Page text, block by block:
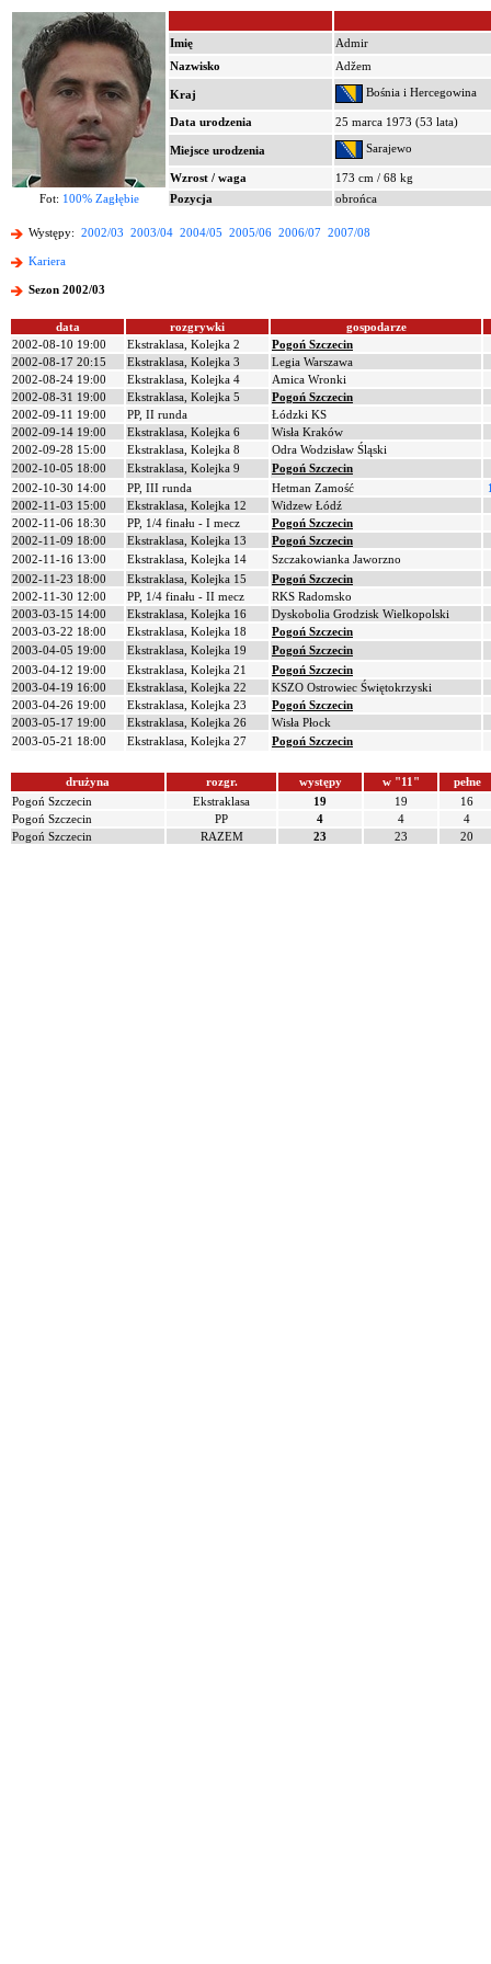
Imię
Admir
Nazwisko
Adžem
Kraj Bośnia i Hercegowina
Data urodzenia 25 marca 1973 (53 lata)
Miejsce urodzenia Sarajewo
Wzrost / waga
173 cm / 68 kg
Fot: 100% Zagłębie Pozycja obrońca
Występy: 2002/03 2003/04 2004/05 2005/06 2006/07 2007/08
Kariera
Sezon 2002/03
data rozgrywki gospodarze
2002-08-10 19:00
Ekstraklasa, Kolejka 2
Pogoń Szczecin
2002-08-17 20:15
Ekstraklasa, Kolejka 3
Legia Warszawa
2002-08-24 19:00
Ekstraklasa, Kolejka 4
Amica Wronki
2002-08-31 19:00
Ekstraklasa, Kolejka 5
Pogoń Szczecin
2002-09-11 19:00
PP, II runda
Łódzki KS
2002-09-14 19:00
Ekstraklasa, Kolejka 6
Wisła Kraków
2002-09-28 15:00
Ekstraklasa, Kolejka 8
Odra Wodzisław Śląski
2002-10-05 18:00
Ekstraklasa, Kolejka 9
Pogoń Szczecin
2002-10-30 14:00
PP, III runda Hetman Zamość
2002-11-03 15:00
Ekstraklasa, Kolejka 12
Widzew Łódź
2002-11-06 18:30
PP, 1/4 finału - I mecz
Pogoń Szczecin
2002-11-09 18:00
Ekstraklasa, Kolejka 13
Pogoń Szczecin
2002-11-16 13:00
Ekstraklasa, Kolejka 14
Szczakowianka Jaworzno
2002-11-23 18:00
Ekstraklasa, Kolejka 15
Pogoń Szczecin
2002-11-30 12:00
PP, 1/4 finału - II mecz
RKS Radomsko
2003-03-15 14:00
Ekstraklasa, Kolejka 16
Dyskobolia Grodzisk Wielkopolski
2003-03-22 18:00
Ekstraklasa, Kolejka 18
Pogoń Szczecin
2003-04-05 19:00
Ekstraklasa, Kolejka 19
Pogoń Szczecin
2003-04-12 19:00
Ekstraklasa, Kolejka 21
Pogoń Szczecin
2003-04-19 16:00
Ekstraklasa, Kolejka 22
KSZO Ostrowiec Świętokrzyski
2003-04-26 19:00
Ekstraklasa, Kolejka 23
Pogoń Szczecin
2003-05-17 19:00
Ekstraklasa, Kolejka 26
Wisła Płock
2003-05-21 18:00
Ekstraklasa, Kolejka 27 Pogoń Szczecin
drużyna rozgr. występy w "11"
pełne
Pogoń Szczecin
Ekstraklasa 19 19
16
Pogoń Szczecin
PP 4 4
4
Pogoń Szczecin
RAZEM 23 23 20